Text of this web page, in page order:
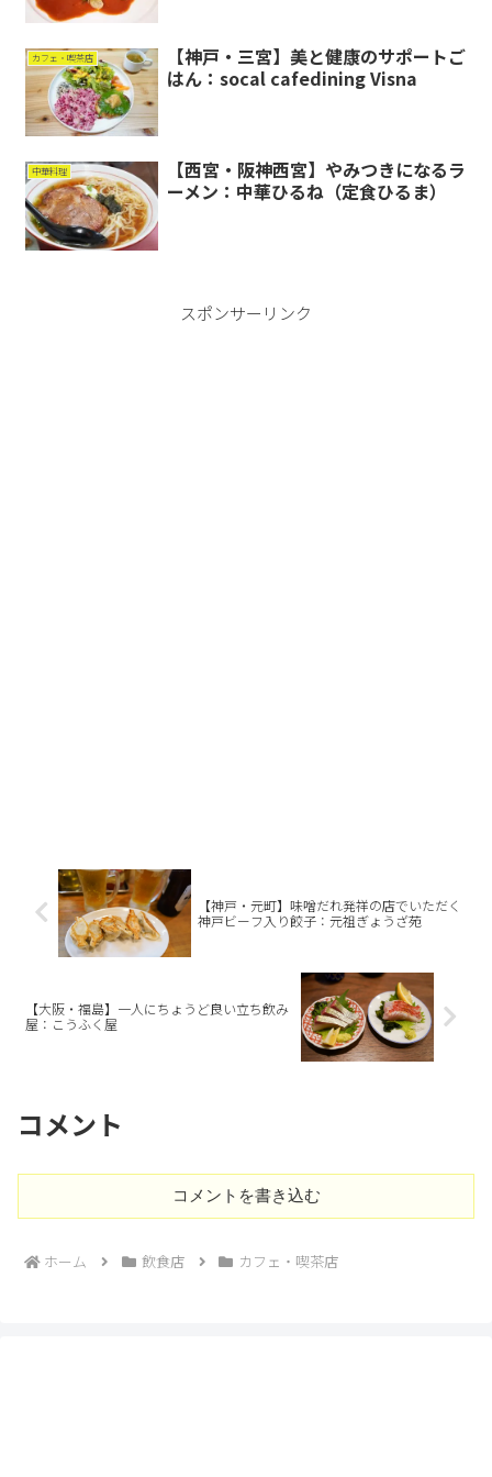
カフェ・喫茶店
【神戸・三宮】美と健康のサポートご
はん：socal cafedining Visna
中華料理
【西宮・阪神西宮】やみつきになるラ
ーメン：中華ひるね（定食ひるま）
スポンサーリンク
【神戸・元町】味噌だれ発祥の店でいただく
神戸ビーフ入り餃子：元祖ぎょうざ苑
【大阪・福島】一人にちょうど良い立ち飲み
屋：こうふく屋
コメント
コメントを書き込む
ホーム 飲食店 カフェ・喫茶店